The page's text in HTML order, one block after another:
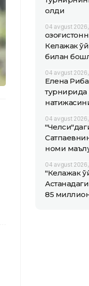
олди
04 avgust 2026,
Келажак
билан
04 avgust 2026,
Елена
турнирида
04 avgust 2026,
номи
04 avgust 2026,
"Келажак
85